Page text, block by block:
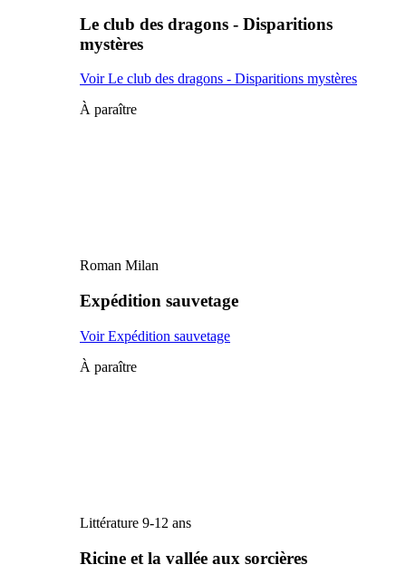
Le club des dragons - Disparitions
mystères
Voir Le club des dragons - Disparitions mystères
À paraître
Roman Milan
Expédition sauvetage
Voir Expédition sauvetage
À paraître
Littérature 9-12 ans
Ricine et la vallée aux sorcières